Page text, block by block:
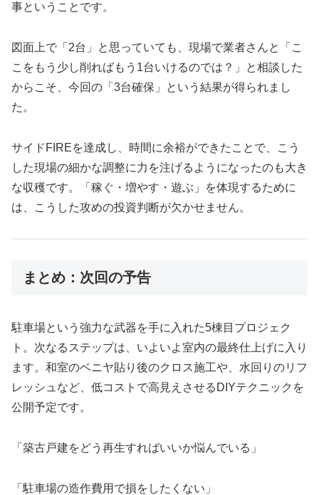
事ということです。
図面上で「2台」と思っていても、現場で業者さんと「こ
こをもう少し削ればもう1台いけるのでは？」と相談した
からこそ、今回の「3台確保」という結果が得られまし
た。
サイドFIREを達成し、時間に余裕ができたことで、こう
した現場の細かな調整に力を注げるようになったのも大き
な収穫です。「稼ぐ・増やす・遊ぶ」を体現するために
は、こうした攻めの投資判断が欠かせません。
まとめ：次回の予告
駐車場という強力な武器を手に入れた5棟目プロジェク
ト。次なるステップは、いよいよ室内の最終仕上げに入り
ます。和室のベニヤ貼り後のクロス施工や、水回りのリフ
レッシュなど、低コストで高見えさせるDIYテクニックを
公開予定です。
「築古戸建をどう再生すればいいか悩んでいる」
「駐車場の造作費用で損をしたくない」